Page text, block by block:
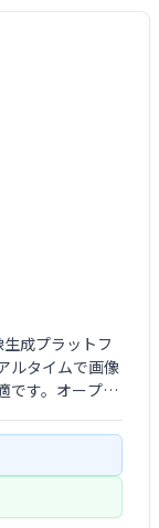
成プラットフ
ルタイムで画像
です。オープン
エイティブな表